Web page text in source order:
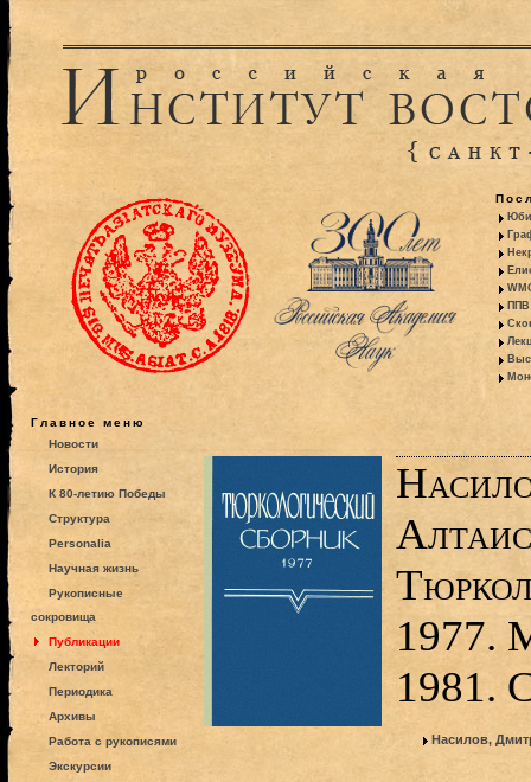
ППВ
Главное меню
Новости
История
К 80-летию Победы
Структура
Personalia
Научная жизнь
Рукописные
сокровища
Публикации
Лекторий
Периодика
Архивы
Работа с рукописями
Экскурсии
1977.
1981.
Насилов,